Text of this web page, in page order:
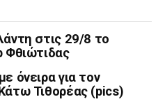
στις 29/8 το
Φθιώτιδας
όνειρα για τον
Τιθορέας (pics)